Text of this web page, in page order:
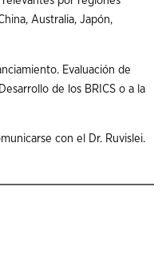
Australia, Japón,
Evaluación de
de los BRICS o a la
con el Dr. Ruvislei.